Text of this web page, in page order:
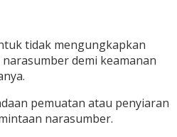
tidak mengungkapkan
demi keamanan
pemuatan atau penyiaran
narasumber.